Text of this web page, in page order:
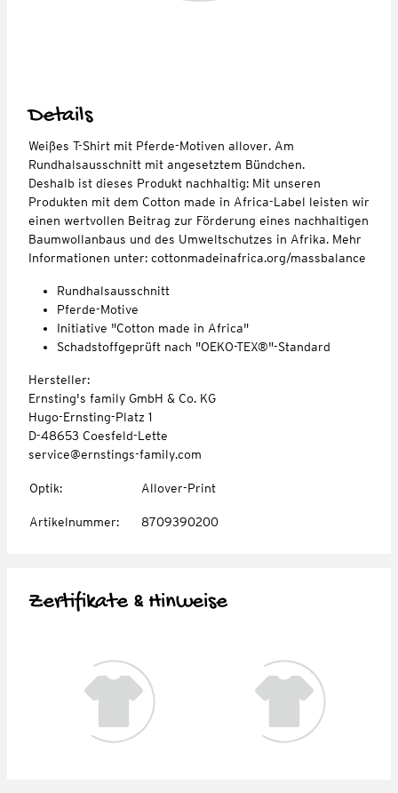
Details
Weißes T-Shirt mit Pferde-Motiven allover. Am
Rundhalsausschnitt mit angesetztem Bündchen.
Deshalb ist dieses Produkt nachhaltig: Mit unseren
Produkten mit dem Cotton made in Africa-Label leisten wir
einen wertvollen Beitrag zur Förderung eines nachhaltigen
Baumwollanbaus und des Umweltschutzes in Afrika. Mehr
Informationen unter: cottonmadeinafrica.org/massbalance
Rundhalsausschnitt
Pferde-Motive
Initiative "Cotton made in Africa"
Schadstoffgeprüft nach "OEKO-TEX®"-Standard
Hersteller:
Ernsting's family GmbH & Co. KG
Hugo-Ernsting-Platz 1
D-48653 Coesfeld-Lette
service@ernstings-family.com
Optik: Allover-Print
Artikelnummer: 8709390200
Zertifikate & Hinweise